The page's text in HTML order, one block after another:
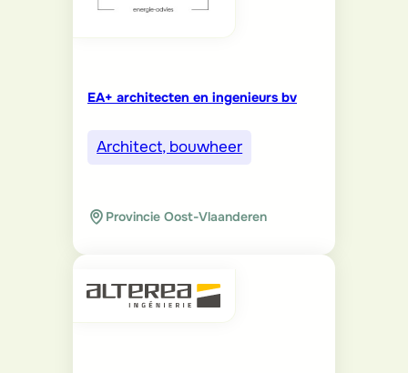
EA+ architecten en ingenieurs bv
Architect, bouwheer
Provincie Oost-Vlaanderen